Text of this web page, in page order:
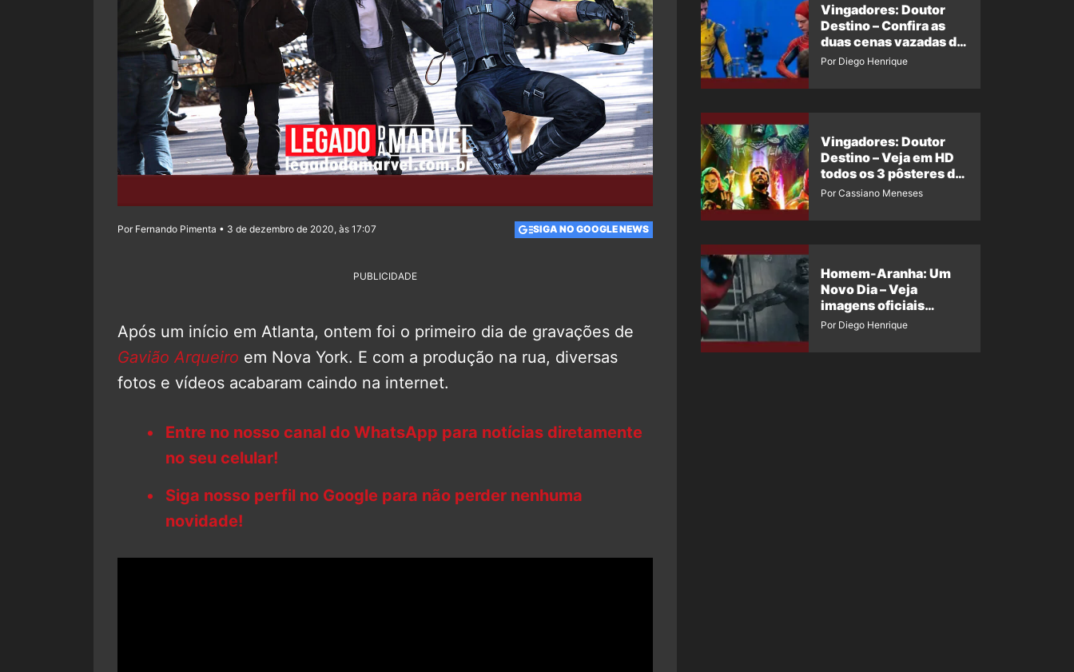
Por Fernando Pimenta • 3 de dezembro de 2020, às 17:07 SIGA NO GOOGLE NEWS
PUBLICIDADE
Após um início em Atlanta, ontem foi o primeiro dia de gravações de
Gavião Arqueiro em Nova York. E com a produção na rua, diversas
fotos e vídeos acabaram caindo na internet.
Entre no nosso canal do WhatsApp para notícias diretamente
no seu celular!
Siga nosso perfil no Google para não perder nenhuma
novidade!
Vingadores: Doutor
Destino – Confira as
duas cenas vazadas do
Wolverine e o Homem-
Por Diego Henrique
Vingadores: Doutor
Destino – Veja em HD
todos os 3 pôsteres de
‘Doomsday’ + 1 imagem
Por Cassiano Meneses
Homem-Aranha: Um
Novo Dia – Veja
imagens oficiais
descartadas do Hulk
Por Diego Henrique